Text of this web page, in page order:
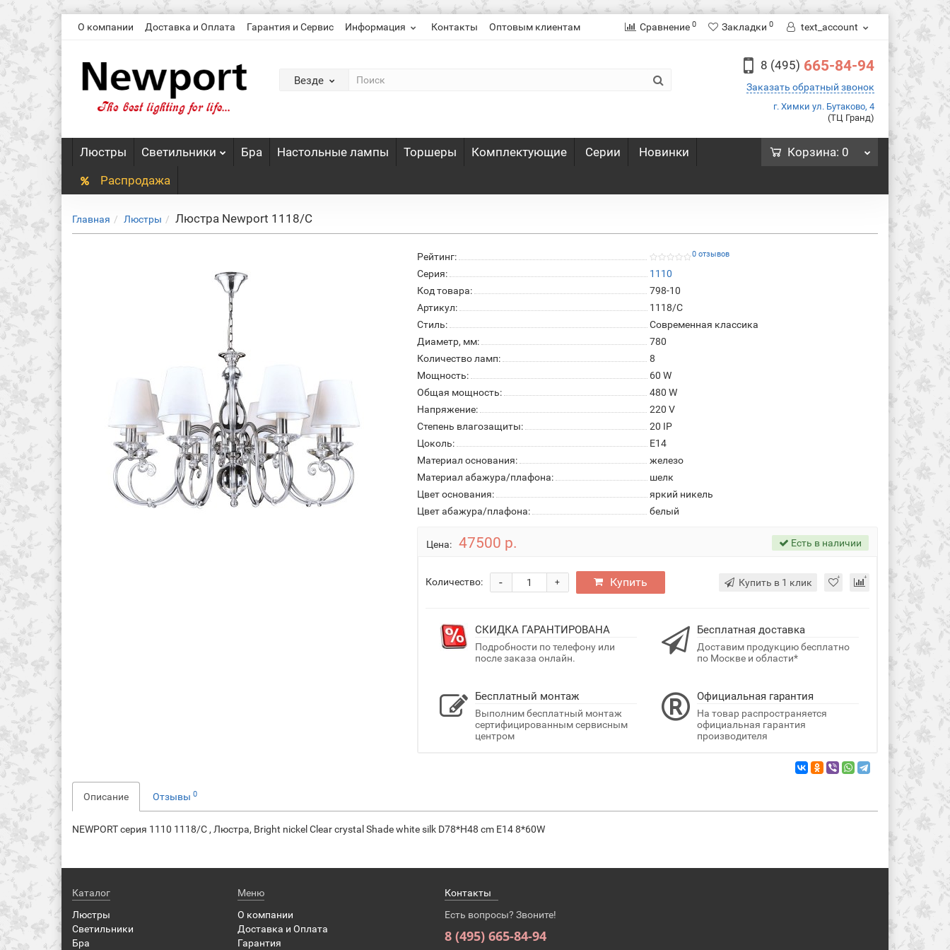
О компании Доставка и Оплата Гарантия и Сервис Информация Контакты Оптовым клиентам Сравнение 0 Закладки 0 text_account
Везде
8 (495) 665-84-94
Заказать обратный звонок
г. Химки ул. Бутаково, 4
(ТЦ Гранд)
Люстры Светильники Бра Настольные лампы Торшеры Комплектующие Серии
Новинки
Распродажа
Корзина: 0
Главная Люстры Люстра Newport 1118/C
Рейтинг: 0 отзывов
Серия:
1110
Код товара:
798-10
Артикул:
1118/C
Стиль:
Современная классика
Диаметр, мм:
780
Количество ламп:
8
Мощность:
60 W
Общая мощность:
480 W
Напряжение:
220 V
Степень влагозащиты:
20 IP
Цоколь:
E14
Материал основания:
железо
Материал абажура/плафона:
шелк
Цвет основания:
яркий никель
Цвет абажура/плафона:
белый
Цена: 47500 р. Есть в наличии
Количество: +
- Купить Купить в 1 клик
СКИДКА ГАРАНТИРОВАНА
Подробности по телефону или
после заказа онлайн.
Бесплатная доставка
Доставим продукцию бесплатно
по Москве и области*
Бесплатный монтаж
Выполним бесплатный монтаж
сертифицированным сервисным
центром
Официальная гарантия
На товар распространяется
официальная гарантия
производителя
Описание Отзывы 0
NEWPORT серия 1110 1118/C , Люстра, Bright nickel Clear crystal Shade white silk D78*H48 cm E14 8*60W
Каталог
Люстры
Светильники
Бра
Меню
О компании
Доставка и Оплата
Гарантия
Контакты
Есть вопросы? Звоните!
8 (495) 665-84-94